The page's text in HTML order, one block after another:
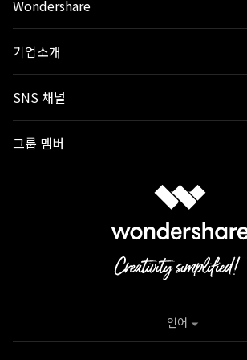
Wondershare
기업소개
SNS 채널
그룹 멤버
언어